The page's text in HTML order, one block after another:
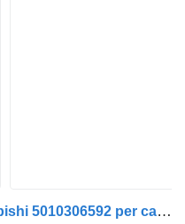
Motorino d'avviamento Mitsubishi 5010306592 per camion Renault Premium 1996>2005